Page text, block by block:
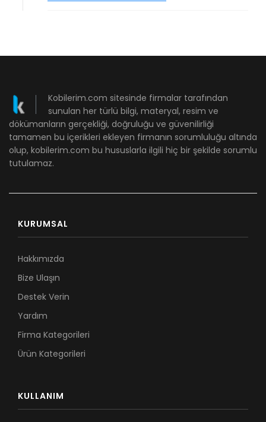
Kobilerim.com sitesinde firmalar tarafından
sunulan her türlü bilgi, materyal, resim ve
dökümanların gerçekliği, doğruluğu ve güvenilirliği
tamamen bu içerikleri ekleyen firmanın sorumluluğu altında
olup, kobilerim.com bu hususlarla ilgili hiç bir şekilde sorumlu
tutulamaz.
KURUMSAL
Hakkımızda
Bize Ulaşın
Destek Verin
Yardım
Firma Kategorileri
Ürün Kategorileri
KULLANIM